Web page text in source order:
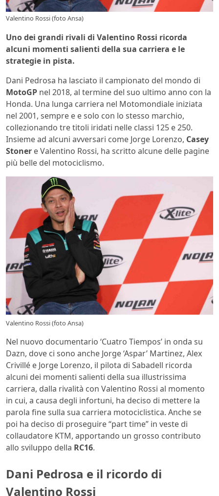
Valentino Rossi (foto Ansa)
Uno dei grandi rivali di Valentino Rossi ricorda
alcuni momenti salienti della sua carriera e le
strategie in pista.
Dani Pedrosa ha lasciato il campionato del mondo di
MotoGP nel 2018, al termine del suo ultimo anno con la
Honda. Una lunga carriera nel Motomondiale iniziata
nel 2001, sempre e e solo con lo stesso marchio,
collezionando tre titoli iridati nelle classi 125 e 250.
Insieme ad alcuni avversari come Jorge Lorenzo, Casey
Stoner e Valentino Rossi, ha scritto alcune delle pagine
più belle del motociclismo.
Valentino Rossi (foto Ansa)
Nel nuovo documentario ‘Cuatro Tiempos’ in onda su
Dazn, dove ci sono anche Jorge ‘Aspar’ Martinez, Alex
Crivillé e Jorge Lorenzo, il pilota di Sabadell ricorda
alcuni dei momenti salienti della sua illustrissima
carriera, dalla rivalità con Valentino Rossi al momento
in cui, a causa degli infortuni, ha deciso di mettere la
parola fine sulla sua carriera motociclistica. Anche se
poi ha deciso di proseguire “part time” in veste di
collaudatore KTM, apportando un grosso contributo
allo sviluppo della RC16.
Dani Pedrosa e il ricordo di
Valentino Rossi